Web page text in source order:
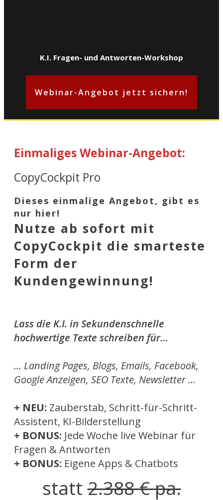
K.I. Fragen- und Antworten-Workshop
Webinar-Angebot jetzt sichern!
Einmaliges Webinar-Angebot:
CopyCockpit Pro
Dieses einmalige Angebot, gibt es
nur hier!
Nutze ab sofort mit
CopyCockpit die smarteste
Form der
Kundengewinnung!
Lass die K.I. in Sekundenschnelle
hochwertige Texte schreiben für…
… Landing Pages, Blogs, Emails, Facebook,
Google Anzeigen, SEO Texte, Newsletter …
+ NEU: Zauberstab, Schritt-für-Schritt-
Assistent, KI-Bilderstellung
+ BONUS: Jede Woche live Webinar für
Fragen & Antworten
+ BONUS: Eigene Apps & Chatbots
statt2.388 € pa.